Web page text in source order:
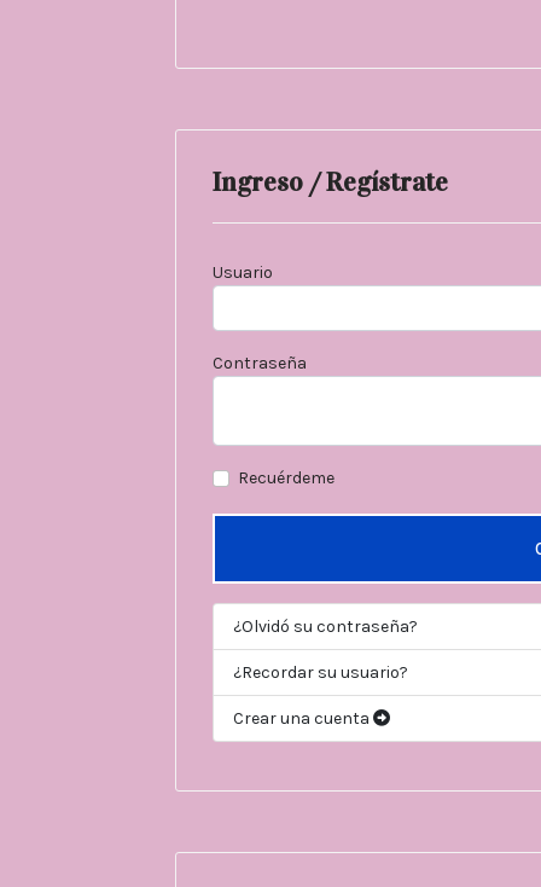
Ingreso / Regístrate
Usuario
Contraseña
Recuérdeme
¿Olvidó su contraseña?
¿Recordar su usuario?
Crear una cuenta